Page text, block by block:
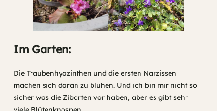
Im Garten:
Die Traubenhyazinthen und die ersten Narzissen
machen sich daran zu blühen. Und ich bin mir nicht so
sicher was die Zibarten vor haben, aber es gibt sehr